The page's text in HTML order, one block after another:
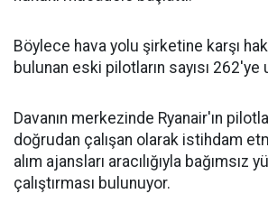
Böylece hava yolu şirketine karşı
bulunan eski pilotların sayısı 262'ye
Davanın merkezinde Ryanair'ın
doğrudan çalışan olarak istihdam
alım ajansları aracılığıyla bağımsız
çalıştırması bulunuyor.